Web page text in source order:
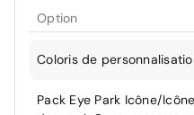
Option
Coloris de
Pack Eye Park Icône/